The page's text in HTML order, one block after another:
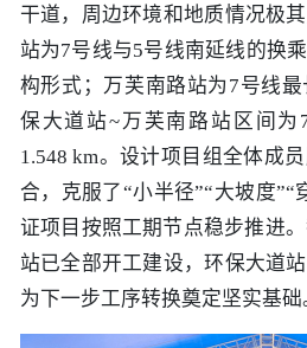
干道，周边环境和地质情况极
站为7号线与5号线南延线的换
构形式；万芙南路站为7号线最
保大道站~万芙南路站区间为
1.548 km。设计项目组全体成
合，克服了“小半径”“大坡度”“
证项目按照工期节点稳步推进
站已全部开工建设，环保大道
为下一步工序转换奠定坚实基础